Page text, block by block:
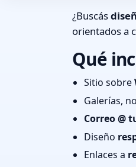
¿Buscás
orientados a
Qué
Sitio sobre
Galerías,
Correo @
Diseño
Enlaces a